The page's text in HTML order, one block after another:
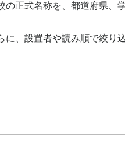
の正式名称を、都道府県、
、設置者や読み順で絞り